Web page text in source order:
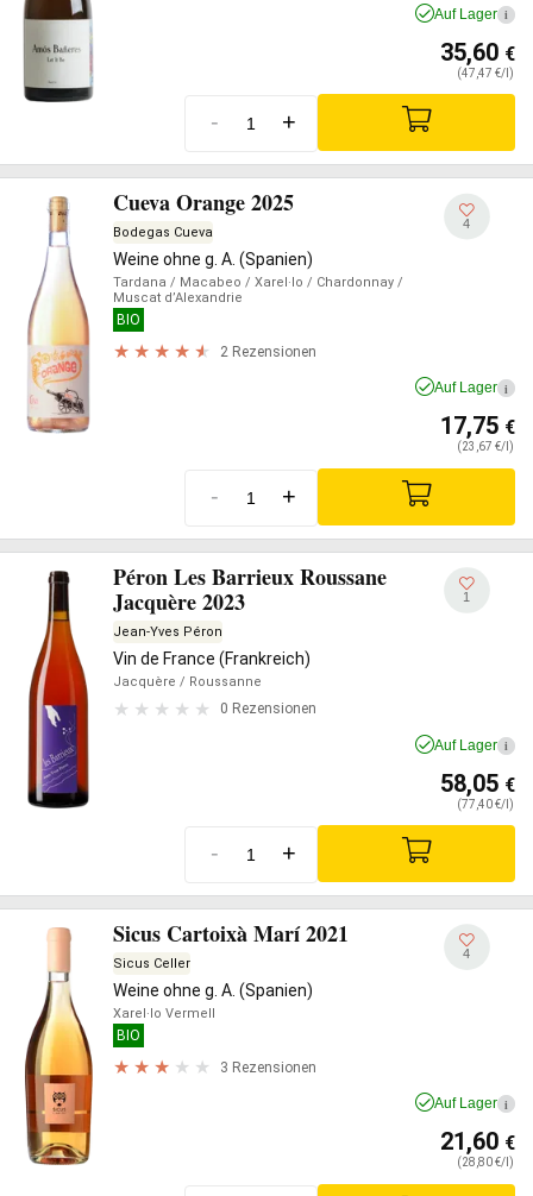
Auf Lager i
35,60 €
(47,47 €/l)
- +
Cueva Orange 2025
Bodegas Cueva
Weine ohne g. A. (Spanien)
Tardana / Macabeo / Xarel·lo / Chardonnay /
Muscat d’Alexandrie
BIO
2 Rezensionen
4
Auf Lager i
17,75 €
(23,67 €/l)
- +
Péron Les Barrieux Roussane
Jacquère 2023
Jean-Yves Péron
Vin de France (Frankreich)
Jacquère / Roussanne
0 Rezensionen
1
Auf Lager i
58,05 €
(77,40 €/l)
- +
Sicus Cartoixà Marí 2021
Sicus Celler
Weine ohne g. A. (Spanien)
Xarel·lo Vermell
BIO
3 Rezensionen
4
Auf Lager i
21,60 €
(28,80 €/l)